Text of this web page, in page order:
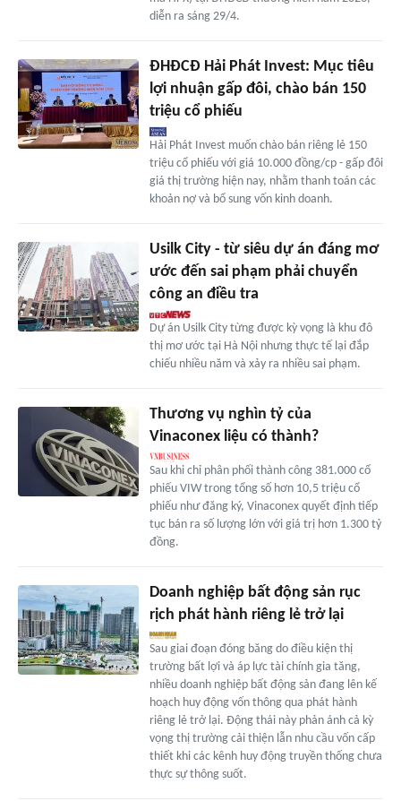
diễn ra sáng 29/4.
ĐHĐCĐ Hải Phát Invest: Mục tiêu
lợi nhuận gấp đôi, chào bán 150
triệu cổ phiếu
Hải Phát Invest muốn chào bán riêng lẻ 150
triệu cổ phiếu với giá 10.000 đồng/cp - gấp đôi
giá thị trường hiện nay, nhằm thanh toán các
khoản nợ và bổ sung vốn kinh doanh.
Usilk City - từ siêu dự án đáng mơ
ước đến sai phạm phải chuyển
công an điều tra
Dự án Usilk City từng được kỳ vọng là khu đô
thị mơ ước tại Hà Nội nhưng thực tế lại đắp
chiếu nhiều năm và xảy ra nhiều sai phạm.
Thương vụ nghìn tỷ của
Vinaconex liệu có thành?
Sau khi chỉ phân phối thành công 381.000 cổ
phiếu VIW trong tổng số hơn 10,5 triệu cổ
phiếu như đăng ký, Vinaconex quyết định tiếp
tục bán ra số lượng lớn với giá trị hơn 1.300 tỷ
đồng.
Doanh nghiệp bất động sản rục
rịch phát hành riêng lẻ trở lại
Sau giai đoạn đóng băng do điều kiện thị
trường bất lợi và áp lực tài chính gia tăng,
nhiều doanh nghiệp bất động sản đang lên kế
hoạch huy động vốn thông qua phát hành
riêng lẻ trở lại. Động thái này phản ánh cả kỳ
vọng thị trường cải thiện lẫn nhu cầu vốn cấp
thiết khi các kênh huy động truyền thống chưa
thực sự thông suốt.